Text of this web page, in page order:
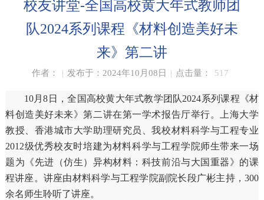
校友讲堂-全国高校黄大年式教师团
队2024系列课程《材料创造美好未
来》第二讲
作者： | 发布于：2024年10月08日 | 点击量： 517
10月8日，全国高校黄大年式教学团队2024系列课程《材
料创造美好未来》第二讲在第一学术报告厅举行。上海大学
教授、香港城市大学助理研究员、我校材料科学与工程专业
2012级优秀校友时培建为材料科学与工程学院师生带来一场
题为《先进（仿生）异构材料：科技前沿与大国重器》的课
程讲座。讲座由材料科学与工程学院副院长段广彬主持，300
余名师生聆听了讲座。